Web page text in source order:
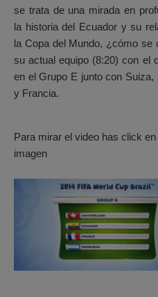
se trata de una mirada en
la historia del Ecuador y su
la Copa del Mundo, ¿cómo se
su actual equipo (8:20) con el
en el Grupo E junto con Suiza,
y Francia.
Para mirar el video has click en
imagen